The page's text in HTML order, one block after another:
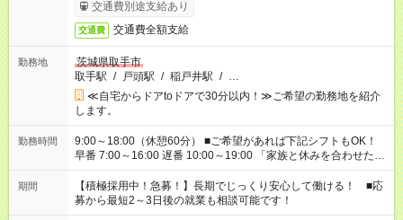
交通費別途支給あり
交通費 交通費全額支給
勤務地
茨城県取手市
取手駅 / 戸頭駅 / 稲戸井駅 / …
≪自宅からドアtoドアで30分以内！≫ご希望の勤務地を紹介
します。
勤務時間
9:00～18:00（休憩60分） ■ご希望があれば下記シフトもOK！
早番 7:00～16:00 遅番 10:00～19:00 「家族と休みを合わせた
い」 「余裕を持って夕飯の準備がしたい」 「できれば残業はし
たくない」 など、ご希望を教えてくださいね。 ※Wワーク希望
の方へ 今ご覧のお仕事で希望する勤務時間と、もう1つのお仕事
の勤務時間。 合計で週40時間を超える場合は応募できません。
期間
【積極採用中！急募！】長期でじっくり安心して働ける！ ■応
募から最短2～3日後の就業も相談可能です！